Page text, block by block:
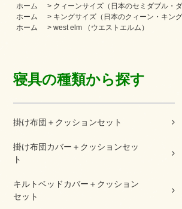
ホーム
> クィーンサイズ（日本のセミダブル・
ホーム
> キングサイズ（日本のクィーン・キング
ホーム
> west elm （ウエストエルム）
寝具の種類から探す
掛け布団＋クッションセット
掛け布団カバー＋クッションセッ
ト
キルトベッドカバー＋クッション
セット